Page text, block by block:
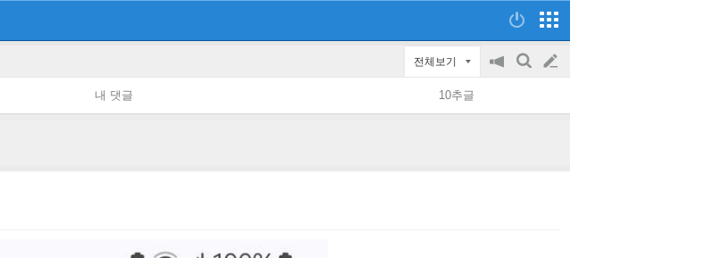
전체보기
공
on/off
검
글
쓰
내 댓글 10추글